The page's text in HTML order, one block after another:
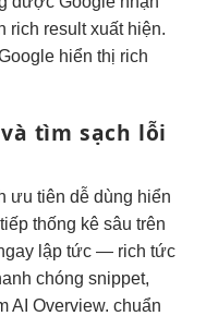
rich result xuất hiện.
hiển thị rich
và tìm sạch lỗi
ưu tiên dễ dùng hiển
thống kê sâu trên
lập tức — rich tức
chóng snippet,
AI Overview. chuẩn